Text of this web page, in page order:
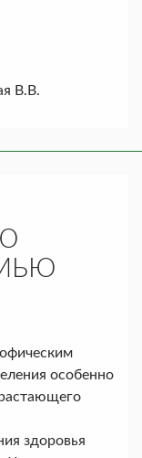
В.В.
особенно
здоровья